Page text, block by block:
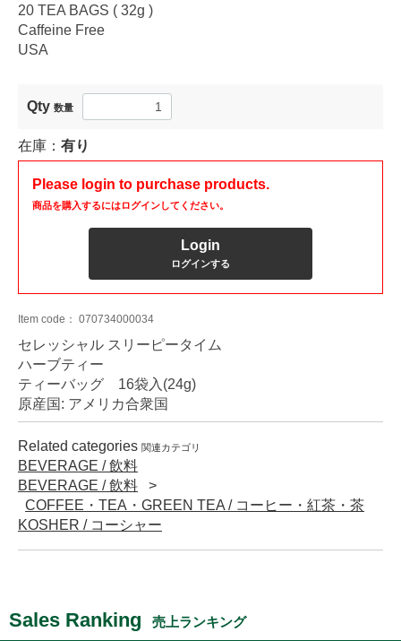
20 TEA BAGS ( 32g )
Caffeine Free
USA
Qty 数量
在庫： 有り
Please login to purchase products.
商品を購入するにはログインしてください。
Login
ログインする
Item code： 070734000034
セレッシャル スリーピータイム
ハーブティー
ティーバッグ 16袋入(24g)
原産国: アメリカ合衆国
Related categories 関連カテゴリ
BEVERAGE / 飲料
BEVERAGE / 飲料
COFFEE・TEA・GREEN TEA / コーヒー・紅茶・茶
KOSHER / コーシャー
Sales Ranking 売上ランキング